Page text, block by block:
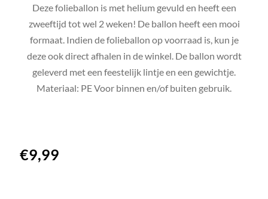
Deze folieballon is met helium gevuld en heeft een
zweeftijd tot wel 2 weken! De ballon heeft een mooi
formaat. Indien de folieballon op voorraad is, kun je
deze ook direct afhalen in de winkel. De ballon wordt
geleverd met een feestelijk lintje en een gewichtje.
Materiaal: PE Voor binnen en/of buiten gebruik.
€9,99